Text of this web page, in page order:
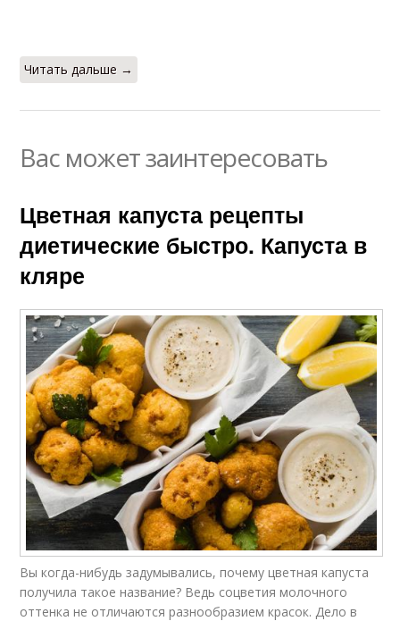
Читать дальше →
Вас может заинтересовать
Цветная капуста рецепты
диетические быстро. Капуста в
кляре
Вы когда-нибудь задумывались, почему цветная капуста
получила такое название? Ведь соцветия молочного
оттенка не отличаются разнообразием красок. Дело в